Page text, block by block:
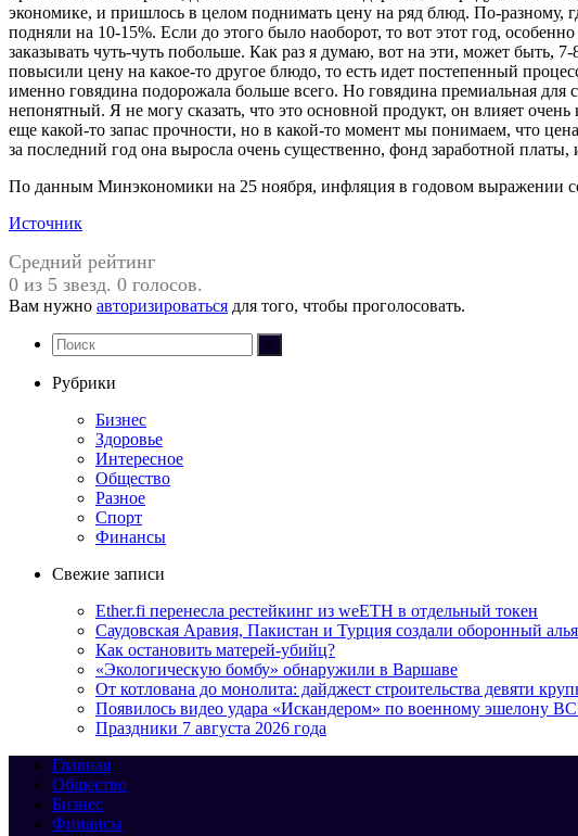
экономике, и пришлось в целом поднимать цену на ряд блюд. По-разному,
подняли на 10-15%. Если до этого было наоборот, то вот этот год,
заказывать чуть-чуть побольше. Как раз я думаю, вот на эти, может быть,
повысили цену на какое-то другое блюдо, то есть идет постепенный
именно говядина подорожала больше всего. Но говядина премиальная
непонятный. Я не могу сказать, что это основной продукт, он влияет
еще какой-то запас прочности, но в какой-то момент мы понимаем, что
за последний год она выросла очень существенно, фонд заработной
По данным Минэкономики на 25 ноября, инфляция в годовом выражении
Источник
Средний рейтинг
0 из 5 звезд. 0 голосов.
Вам нужно авторизироваться для того, чтобы проголосовать.
Рубрики
Бизнес
Здоровье
Интересное
Общество
Разное
Спорт
Финансы
Свежие записи
Ether.fi перенесла рестейкинг из weETH в отдельный токен
Саудовская Аравия, Пакистан и Турция создали оборонный
Как остановить матерей-убийц?
«Экологическую бомбу» обнаружили в Варшаве
От котлована до монолита: дайджест строительства девяти
Появилось видео удара «Искандером» по военному эшелону
Праздники 7 августа 2026 года
Главная
Общество
Бизнес
Финансы